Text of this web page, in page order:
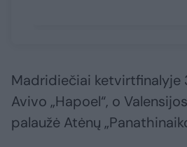
Madridiečiai ketvirtfinalyje
Avivo „Hapoel“, o
palaužė Atėnų